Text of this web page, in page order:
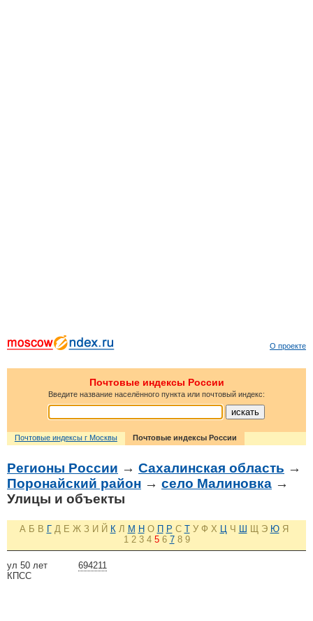
О проекте
Почтовые индексы России
Введите название населённого пункта или почтовый индекс:
Почтовые индексы г Москвы Почтовые индексы России
Регионы России → Сахалинская область →
Поронайский район → село Малиновка →
Улицы и объекты
А Б В Г Д Е Ж З И Й К Л М Н О П Р С Т У Ф Х Ц Ч Ш Щ Э Ю Я
1 2 3 4 5 6 7 8 9
694211
ул 50 лет
КПСС